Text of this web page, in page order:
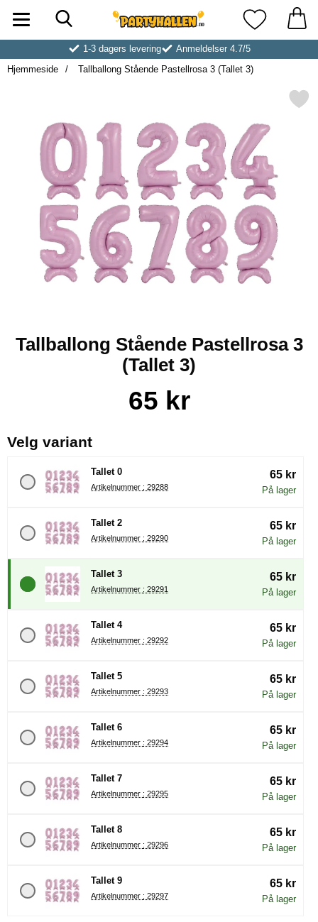
Startsiden for Partyhallen ABMine
1-3 dagers levering
Anmeldelser 4.7/5
Hjemmeside
Tallballong Stående Pastellrosa 3 (Tallet 3)
Merk tallballong Stående
Tallballong Stående Pastellrosa 3
(Tallet 3)
Handle dette produktet, Tallballong Stående Pastellrosa 3
pris
65 kr
Velg variant, (å velge en ny radioknapp vil
Tallet 0
Artikelnummer : 29288
65 kr
På lager
Tallet 2
Artikelnummer : 29290
65 kr
På lager
Tallet 3
Artikelnummer : 29291
65 kr
På lager
Tallet 4
Artikelnummer : 29292
65 kr
På lager
Tallet 5
Artikelnummer : 29293
65 kr
På lager
Tallet 6
Artikelnummer : 29294
65 kr
På lager
Tallet 7
Artikelnummer : 29295
65 kr
På lager
Tallet 8
Artikelnummer : 29296
65 kr
På lager
Tallet 9
Artikelnummer : 29297
65 kr
På lager